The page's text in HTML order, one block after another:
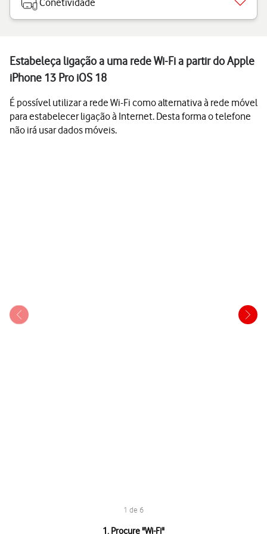
Conetividade
Estabeleça ligação a uma rede Wi-Fi a partir do Apple
iPhone 13 Pro iOS 18
É possível utilizar a rede Wi-Fi como alternativa à rede móvel
para estabelecer ligação à Internet. Desta forma o telefone
não irá usar dados móveis.
1 de 6
1. Procure "Wi-Fi"